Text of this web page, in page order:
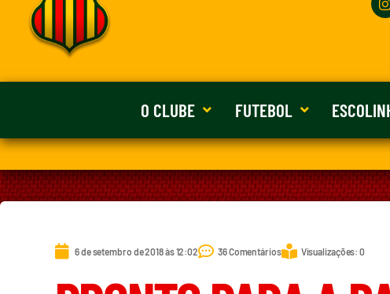
O CLUBE FUTEBOL
6 de setembro de 2018 às 12:02 36 Comentários Visualizações: 0